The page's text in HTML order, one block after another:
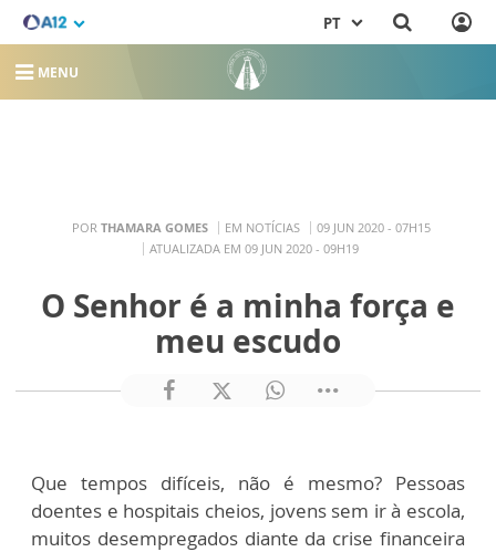
PT
MENU
POR THAMARA GOMES EM NOTÍCIAS
09 JUN 2020 - 07H15
ATUALIZADA EM 09 JUN 2020 - 09H19
O Senhor é a minha força e
meu escudo
Que tempos difíceis, não é mesmo? Pessoas
doentes e hospitais cheios, jovens sem ir à escola,
muitos desempregados diante da crise financeira